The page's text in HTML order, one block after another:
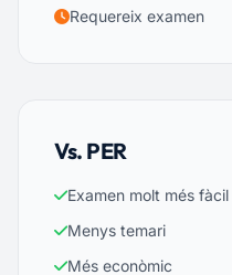
Requereix examen
Vs. PER
Examen molt més fàcil
Menys temari
Més econòmic